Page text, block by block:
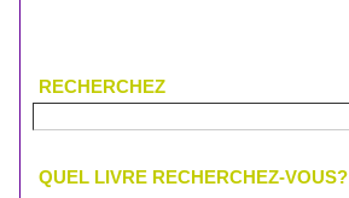
RECHERCHEZ
QUEL LIVRE RECHERCHEZ-VOUS?